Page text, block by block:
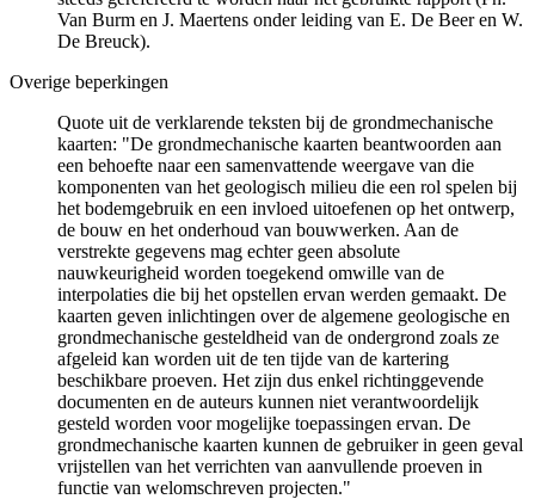
Van Burm en J. Maertens onder leiding van E. De Beer en W.
De Breuck).
Overige beperkingen
Quote uit de verklarende teksten bij de grondmechanische
kaarten: "De grondmechanische kaarten beantwoorden aan
een behoefte naar een samenvattende weergave van die
komponenten van het geologisch milieu die een rol spelen bij
het bodemgebruik en een invloed uitoefenen op het ontwerp,
de bouw en het onderhoud van bouwwerken. Aan de
verstrekte gegevens mag echter geen absolute
nauwkeurigheid worden toegekend omwille van de
interpolaties die bij het opstellen ervan werden gemaakt. De
kaarten geven inlichtingen over de algemene geologische en
grondmechanische gesteldheid van de ondergrond zoals ze
afgeleid kan worden uit de ten tijde van de kartering
beschikbare proeven. Het zijn dus enkel richtinggevende
documenten en de auteurs kunnen niet verantwoordelijk
gesteld worden voor mogelijke toepassingen ervan. De
grondmechanische kaarten kunnen de gebruiker in geen geval
vrijstellen van het verrichten van aanvullende proeven in
functie van welomschreven projecten."